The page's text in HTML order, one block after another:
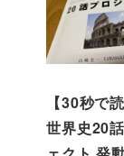
【30秒で
世界史20